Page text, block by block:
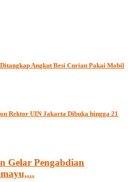
Angkut Besi Curian Pakai Mobil
Rektor UIN Jakarta Dibuka hingga 21
Gelar Pengabdian